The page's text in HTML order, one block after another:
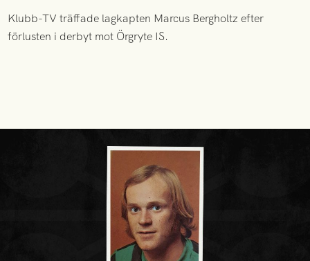
Klubb-TV träffade lagkapten Marcus Bergholtz efter
förlusten i derbyt mot Örgryte IS.